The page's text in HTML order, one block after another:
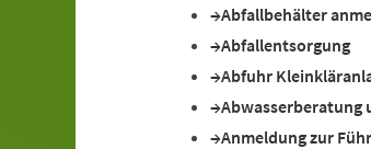
Abfallbehälter
Abfallentsorgung
Abfuhr
Abwasserberatung
Anmeldung zur